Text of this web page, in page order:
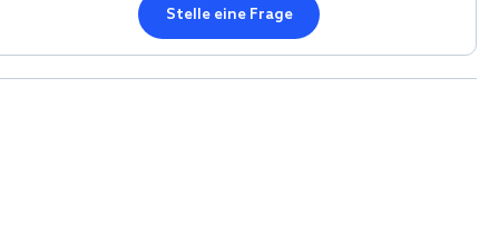
Stelle eine Frage